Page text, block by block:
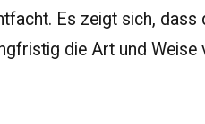
Es zeigt sich,
die Art und